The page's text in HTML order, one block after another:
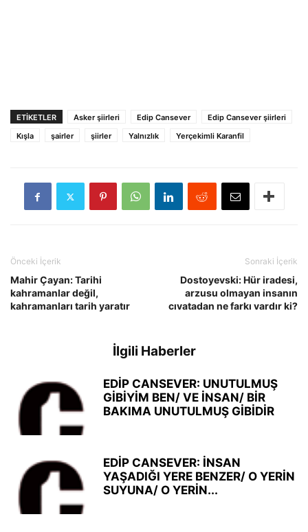
ETIKETLER Asker şiirleri Edip Cansever
Edip Cansever şiirleri
Kışla
şairler şiirler Yalnızlık Yerçekimli Karanfil
Önceki İçerik
Mahir Çayan: Tarihi
kahramanlar değil,
kahramanları tarih yaratır
Sonraki İçerik
Dostoyevski: Hür iradesi,
arzusu olmayan insanın
cıvatadan ne farkı vardır ki?
İlgili Haberler
EDİP CANSEVER: UNUTULMUŞ
GİBİYİM BEN/ VE İNSAN/ BİR
BAKIMA UNUTULMUŞ GİBİDİR
EDİP CANSEVER: İNSAN
YAŞADIĞI YERE BENZER/ O YERİN
SUYUNA/ O YERİN...